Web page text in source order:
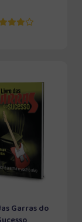
Garras do